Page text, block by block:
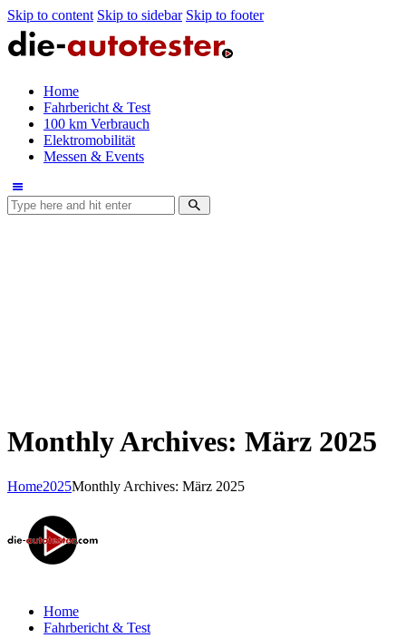
Skip to content Skip to sidebar Skip to footer
Home
Fahrbericht & Test
100 km Verbrauch
Elektromobilität
Messen & Events
Monthly Archives: März 2025
Home2025Monthly Archives: März 2025
Home
Fahrbericht & Test